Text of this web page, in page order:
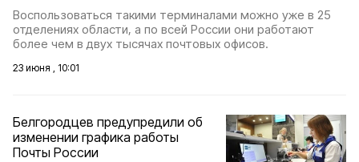
Воспользоваться такими терминалами можно уже в 25
отделениях области, а по всей России они работают
более чем в двух тысячах почтовых офисов.
23 июня , 10:01
Белгородцев предупредили об
изменении графика работы
Почты России